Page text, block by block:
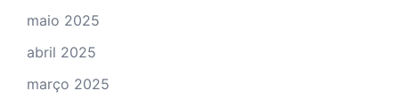
maio 2025
abril 2025
março 2025